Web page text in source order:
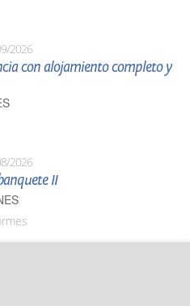
2026
con alojamiento completo y
2026
II